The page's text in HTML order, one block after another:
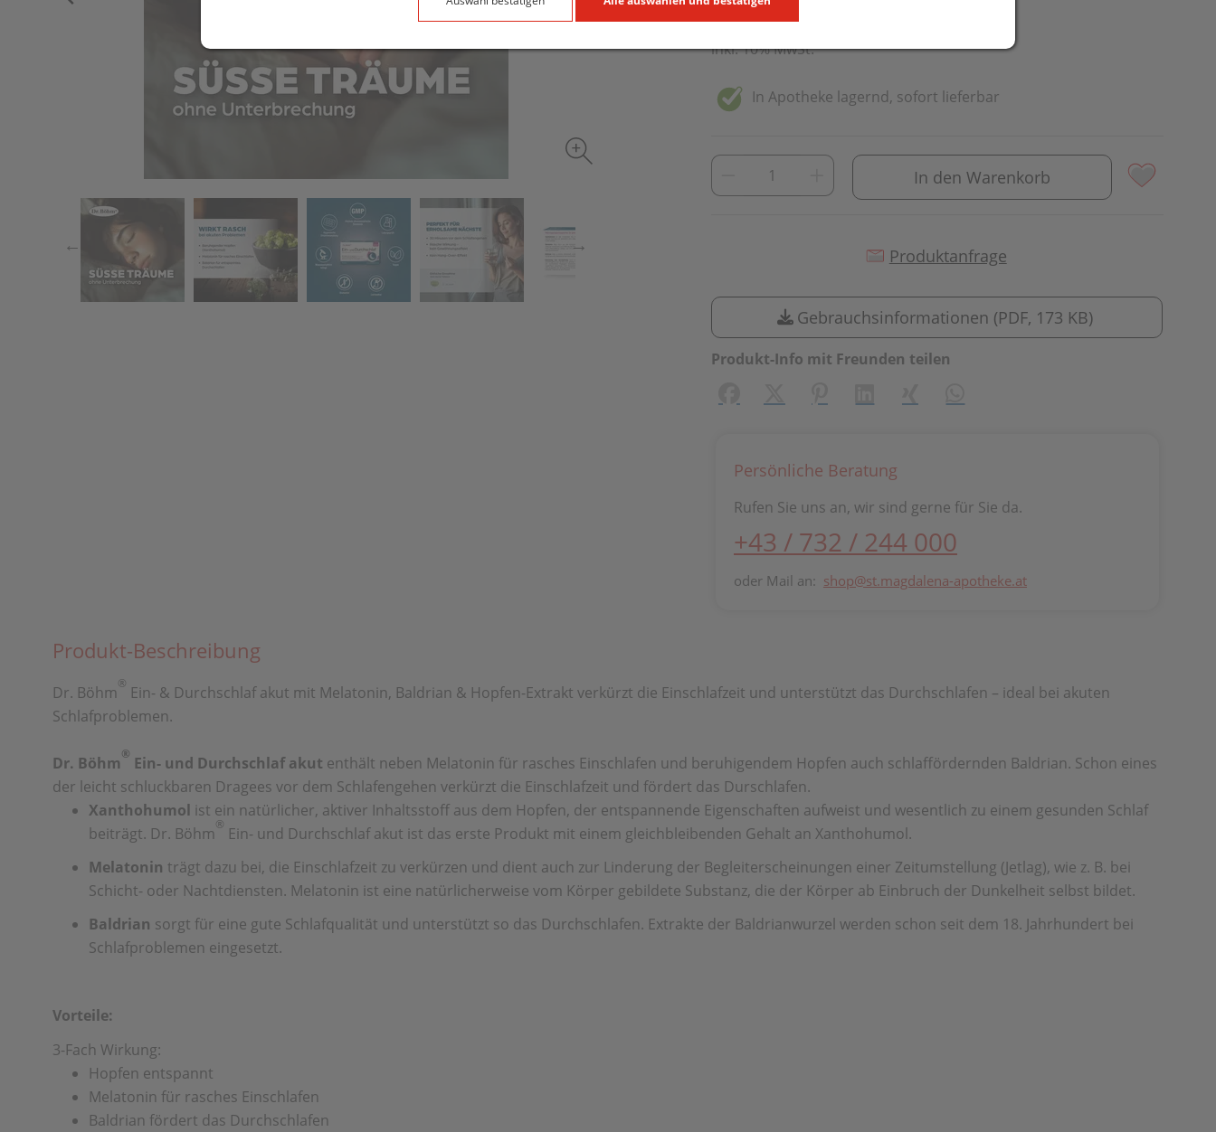
inkl. 10% MwSt.
In Apotheke lagernd, sofort lieferbar
In den Warenkorb
Produktanfrage
Gebrauchsinformationen (PDF, 173 KB)
Produkt-Info mit Freunden teilen
Persönliche Beratung
Rufen Sie uns an, wir sind gerne für Sie da.
+43 / 732 / 244 000
oder Mail an: shop@st.magdalena-apotheke.at
Produkt-Beschreibung
Dr. Böhm® Ein- & Durchschlaf akut mit Melatonin, Baldrian & Hopfen-Extrakt verkürzt die Einschlafzeit und unterstützt das Durchschlafen – ideal bei akuten
Schlafproblemen.
Dr. Böhm® Ein- und Durchschlaf akut enthält neben Melatonin für rasches Einschlafen und beruhigendem Hopfen auch schlaffördernden Baldrian. Schon eines
der leicht schluckbaren Dragees vor dem Schlafengehen verkürzt die Einschlafzeit und fördert das Durschlafen.
Xanthohumol ist ein natürlicher, aktiver Inhaltsstoff aus dem Hopfen, der entspannende Eigenschaften aufweist und wesentlich zu einem gesunden Schlaf
beiträgt. Dr. Böhm® Ein- und Durchschlaf akut ist das erste Produkt mit einem gleichbleibenden Gehalt an Xanthohumol.
Melatonin trägt dazu bei, die Einschlafzeit zu verkürzen und dient auch zur Linderung der Begleiterscheinungen einer Zeitumstellung (Jetlag), wie z. B. bei
Schicht- oder Nachtdiensten. Melatonin ist eine natürlicherweise vom Körper gebildete Substanz, die der Körper ab Einbruch der Dunkelheit selbst bildet.
Baldrian sorgt für eine gute Schlafqualität und unterstützt so das Durchschlafen. Extrakte der Baldrianwurzel werden schon seit dem 18. Jahrhundert bei
Schlafproblemen eingesetzt.
Vorteile:
3-Fach Wirkung:
Hopfen entspannt
Melatonin für rasches Einschlafen
Baldrian fördert das Durchschlafen